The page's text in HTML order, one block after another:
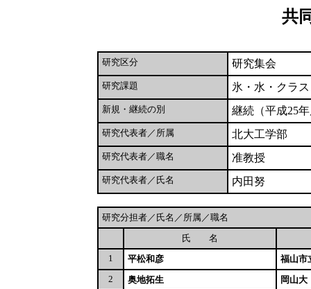
共
研究区分 研究集会
研究課題 氷・水・クラ
新規・継続の別 継続（平成25
研究代表者／所属 北大工学部
研究代表者／職名 准教授
研究代表者／氏名 内田努
研究分担者／氏名／所属／職名
氏 名
1
平松和彦
福山市
2
奥地拓生
岡山大